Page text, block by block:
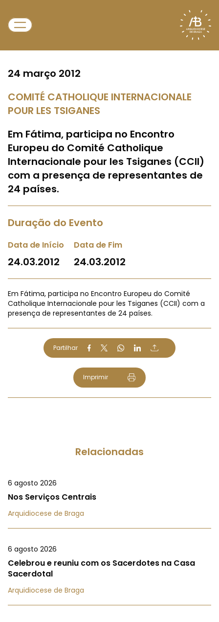
24 março 2012
COMITÉ CATHOLIQUE INTERNACIONALE
POUR LES TSIGANES
Em Fátima, participa no Encontro
Europeu do Comité Catholique
Internacionale pour les Tsiganes (CCII)
com a presença de representantes de
24 países.
Duração do Evento
Data de Início
24.03.2012
Data de Fim
24.03.2012
Em Fátima, participa no Encontro Europeu do Comité
Catholique Internacionale pour les Tsiganes (CCII) com a
presença de representantes de 24 países.
Partilhar
Imprimir
Relacionadas
6 agosto 2026
Nos Serviços Centrais
Arquidiocese de Braga
6 agosto 2026
Celebrou e reuniu com os Sacerdotes na Casa
Sacerdotal
Arquidiocese de Braga